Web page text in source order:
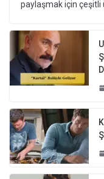
paylaşmak için çeşitli